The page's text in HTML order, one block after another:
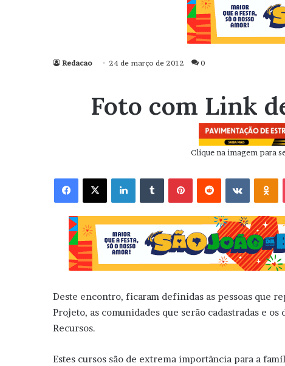
Redacao 24 de março de 2012 0
Foto com Link
Clique na imagem para
Facebook X Linkedin VK OK
Deste encontro, ficaram definidas as pessoas que
Projeto, as comunidades que serão cadastradas e
Recursos.
Estes cursos são de extrema importância para a